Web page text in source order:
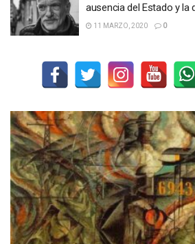
ausencia del Estado y la
11 MARZO, 2020 0